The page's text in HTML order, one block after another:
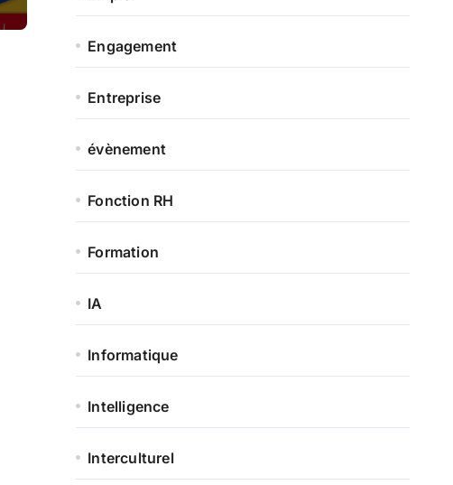
Engagement
Entreprise
évènement
Fonction RH
Formation
IA
Informatique
Intelligence
Interculturel